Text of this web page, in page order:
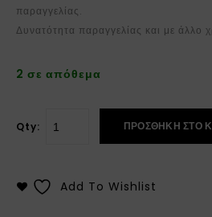
παραγγελίας.
Δυνατότητα παραγγελίας και με άλλο
2 σε απόθεμα
Qty: ΠΡΟΣΘΉΚΗ ΣΤΟ
Add To Wishlist